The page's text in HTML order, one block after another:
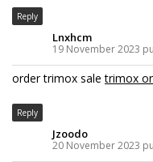
Reply
Lnxhcm
19 November 2023
order trimox saletrimox
Reply
Jzoodo
20 November 2023